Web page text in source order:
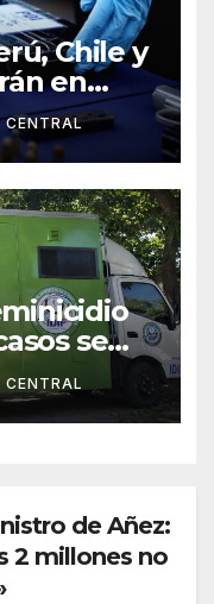
Chile y
en
CENTRAL
se
CENTRAL
de Añez:
2 millones no